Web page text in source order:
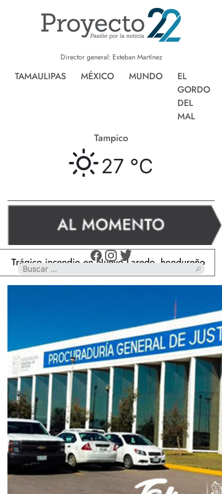
Director general: Esteban Martínez
TAMAULIPAS MÉXICO MUNDO
EL
GORDO
DEL
MAL
Tampico
27 °C
incendio en Nuevo Laredo, hondureño muere